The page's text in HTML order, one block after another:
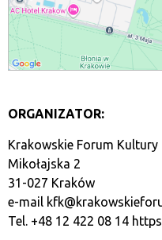
ORGANIZATOR:
Krakowskie Forum Kultury
Mikołajska 2
31-027 Kraków
e-mail
Tel. +48 12 422 08 14